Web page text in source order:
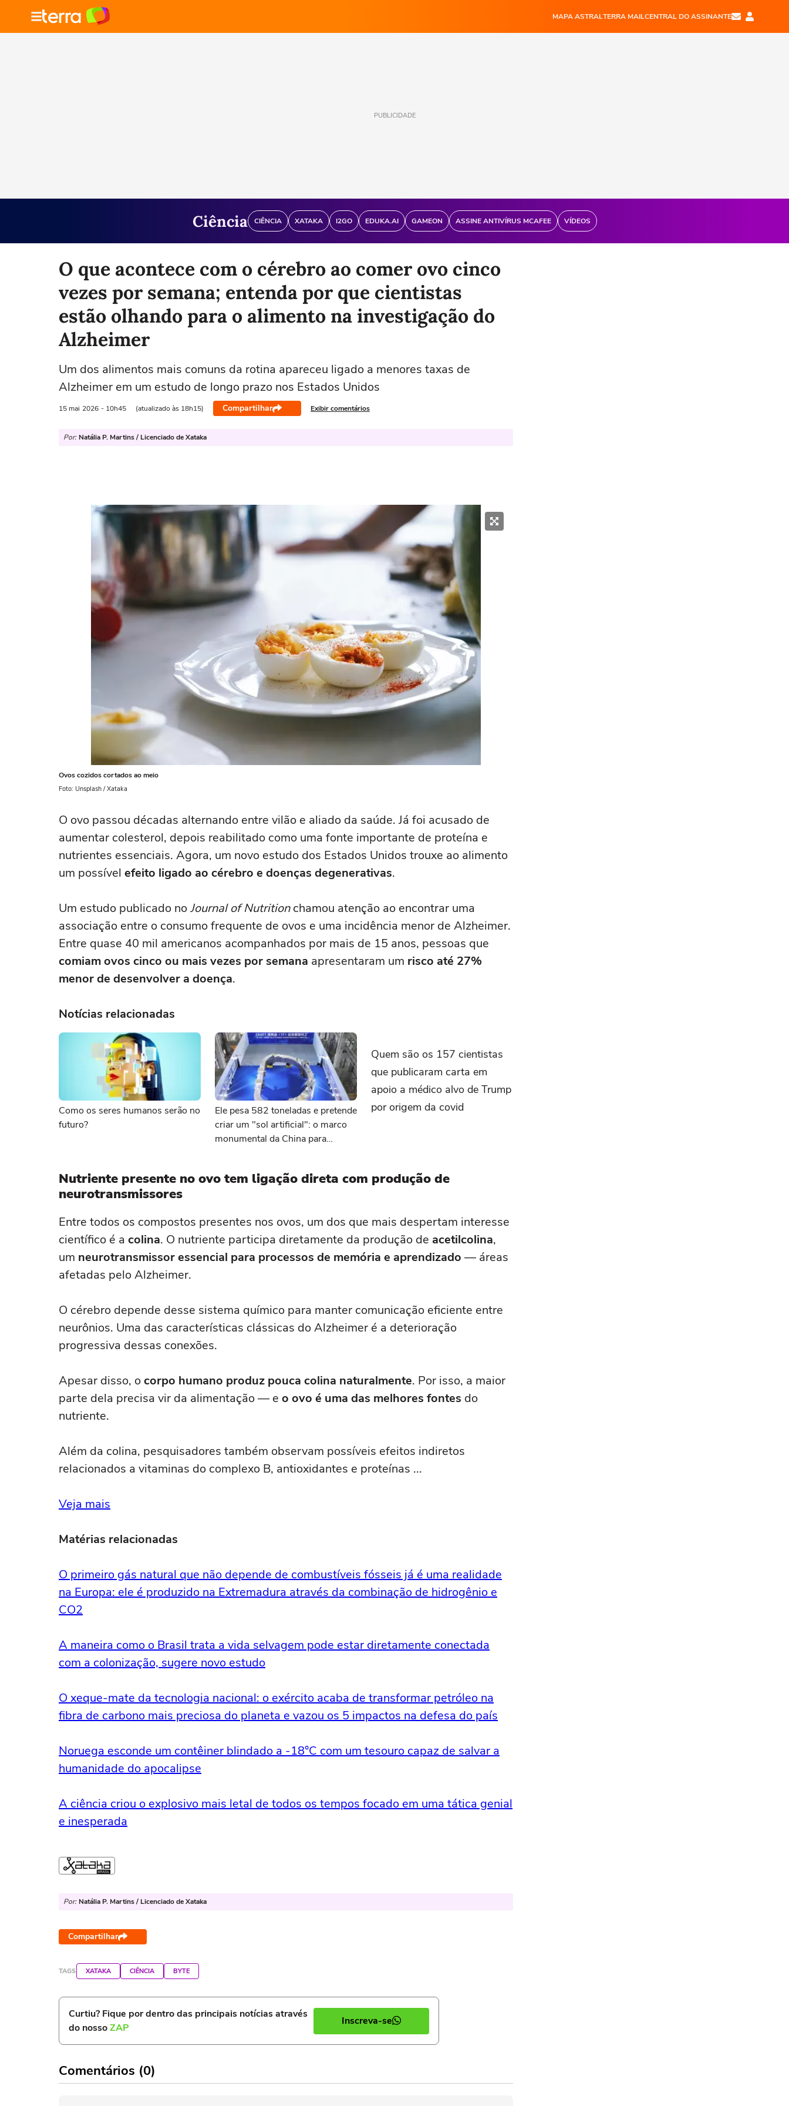
MAPA ASTRALTERRA MAILCENTRAL DO ASSINANTE
PUBLICIDADE
Ciência CIÊNCIA XATAKA I2GO EDUKA.AI GAMEON ASSINE ANTIVÍRUS MCAFEE VÍDEOS
O que acontece com o cérebro ao comer ovo cinco
vezes por semana; entenda por que cientistas
estão olhando para o alimento na investigação do
Alzheimer
Um dos alimentos mais comuns da rotina apareceu ligado a menores taxas de
Alzheimer em um estudo de longo prazo nos Estados Unidos
15 mai 2026 - 10h45 (atualizado às 18h15) Compartilhar Exibir comentários
Por: Natália P. Martins / Licenciado de Xataka
Ovos cozidos cortados ao meio
Foto: Unsplash / Xataka
O ovo passou décadas alternando entre vilão e aliado da saúde. Já foi acusado de
aumentar colesterol, depois reabilitado como uma fonte importante de proteína e
nutrientes essenciais. Agora, um novo estudo dos Estados Unidos trouxe ao alimento
um possível efeito ligado ao cérebro e doenças degenerativas.
Um estudo publicado noJournal of Nutritionchamou atenção ao encontrar uma
associação entre o consumo frequente de ovos e uma incidência menor de Alzheimer.
Entre quase 40 mil americanos acompanhados por mais de 15 anos, pessoas que
comiam ovos cinco ou mais vezes por semana apresentaram um risco até 27%
menor de desenvolver a doença.
Notícias relacionadas
Como os seres humanos serão no
futuro?
Ele pesa 582 toneladas e pretende
criar um "sol artificial": o marco
monumental da China para
Quem são os 157 cientistas
que publicaram carta em
apoio a médico alvo de Trump
por origem da covid
Nutriente presente no ovo tem ligação direta com produção de
neurotransmissores
Entre todos os compostos presentes nos ovos, um dos que mais despertam interesse
científico é a colina. O nutriente participa diretamente da produção de acetilcolina,
um neurotransmissor essencial para processos de memória e aprendizado — áreas
afetadas pelo Alzheimer.
O cérebro depende desse sistema químico para manter comunicação eficiente entre
neurônios. Uma das características clássicas do Alzheimer é a deterioração
progressiva dessas conexões.
Apesar disso, ocorpo humano produz pouca colina naturalmente. Por isso, a maior
parte dela precisa vir da alimentação — e o ovo é uma das melhores fontes do
nutriente.
Além da colina, pesquisadores também observam possíveis efeitos indiretos
relacionados a vitaminas do complexo B, antioxidantes e proteínas ...
Veja mais
Matérias relacionadas
O primeiro gás natural que não depende de combustíveis fósseis já é uma realidade
na Europa: ele é produzido na Extremadura através da combinação de hidrogênio e
CO2
A maneira como o Brasil trata a vida selvagem pode estar diretamente conectada
com a colonização, sugere novo estudo
O xeque-mate da tecnologia nacional: o exército acaba de transformar petróleo na
fibra de carbono mais preciosa do planeta e vazou os 5 impactos na defesa do país
Noruega esconde um contêiner blindado a -18°C com um tesouro capaz de salvar a
humanidade do apocalipse
A ciência criou o explosivo mais letal de todos os tempos focado em uma tática genial
e inesperada
Por: Natália P. Martins / Licenciado de Xataka
Compartilhar
TAGS XATAKA CIÊNCIA BYTE
Curtiu? Fique por dentro das principais notícias através
do nossoZAP
Inscreva-se
Comentários (0)